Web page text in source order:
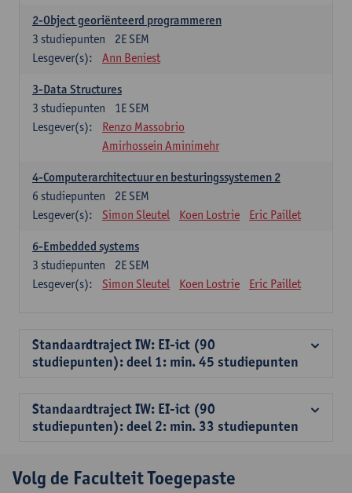
2-Object georiënteerd programmeren
2E SEM
3 studiepunten
Lesgever(s):
Ann Beniest
3-Data Structures
1E SEM
3 studiepunten
Lesgever(s):
Renzo Massobrio
Amirhossein Aminimehr
4-Computerarchitectuur en besturingssystemen 2
2E SEM
6 studiepunten
Lesgever(s):
Simon Sleutel Koen Lostrie Eric Paillet
6-Embedded systems
2E SEM
3 studiepunten
Lesgever(s):
Simon Sleutel Koen Lostrie Eric Paillet
Standaardtraject IW: EI-ict (90
studiepunten): deel 1: min. 45 studiepunten
Standaardtraject IW: EI-ict (90
studiepunten): deel 2: min. 33 studiepunten
Volg de Faculteit Toegepaste